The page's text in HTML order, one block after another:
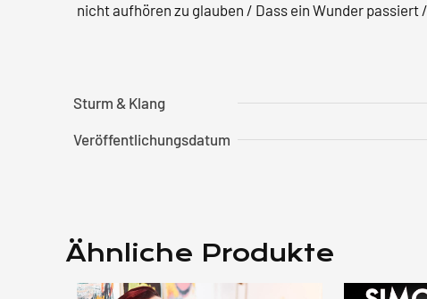
nicht aufhören zu glauben / Dass ein Wunder
Sturm & Klang
Veröffentlichungsdatum
Ähnliche Produkte